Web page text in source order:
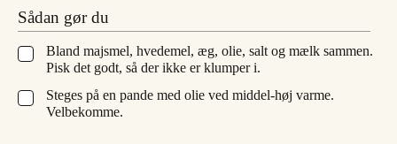
Sådan gør du
▢
Bland majsmel, hvedemel, æg, olie, salt og mælk sammen.
Pisk det godt, så der ikke er klumper i.
▢
Steges på en pande med olie ved middel-høj varme.
Velbekomme.